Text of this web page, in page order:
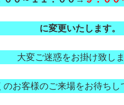
に変更いたします。
大変ご迷惑をお掛け致し
のお客様のご来場をお待ちし